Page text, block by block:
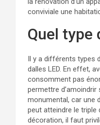
conviviale une
Quel type
Il y a différents types
dalles LED. En effet,
consomment pas
permettre
monumental, car une
peut atteindre le triple
décoration, il faut